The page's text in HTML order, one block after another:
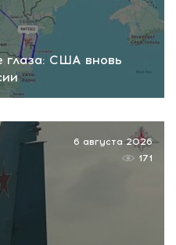
глаза: США вновь
6 августа 2026
171